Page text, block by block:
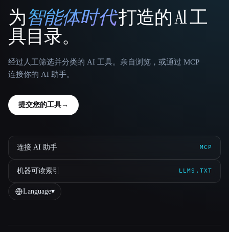
That AI Collection
为智能体时代打造的 AI 工
具目录。
经过人工筛选并分类的 AI 工具。亲自浏览，或通过 MCP
连接你的 AI 助手。
提交您的工具→
连接 AI 助手 MCP
机器可读索引 LLMS.TXT
Language▾